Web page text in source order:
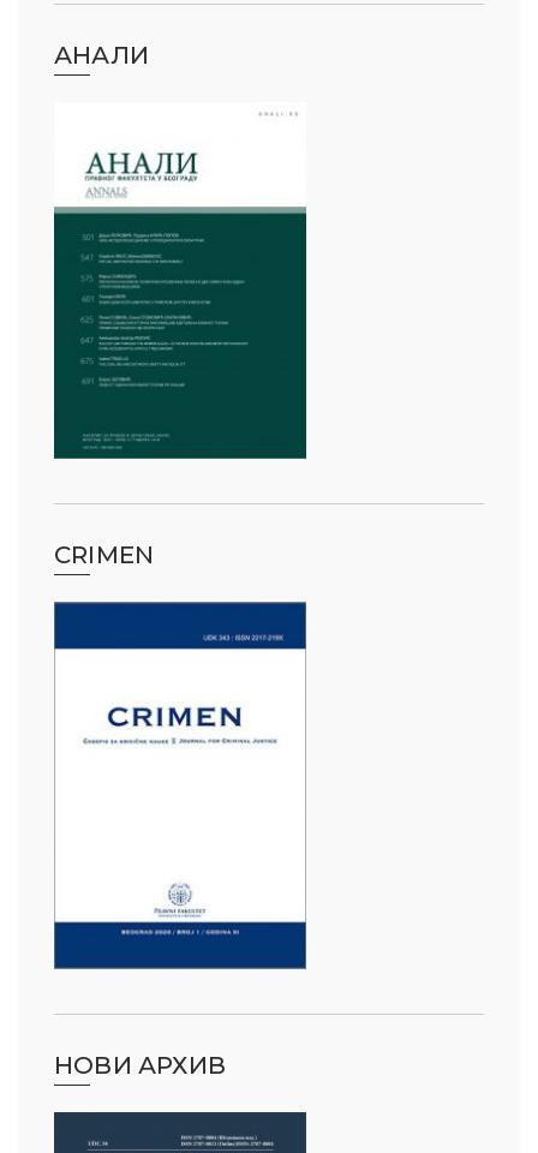
АНАЛИ
CRIMEN
НОВИ АРХИВ